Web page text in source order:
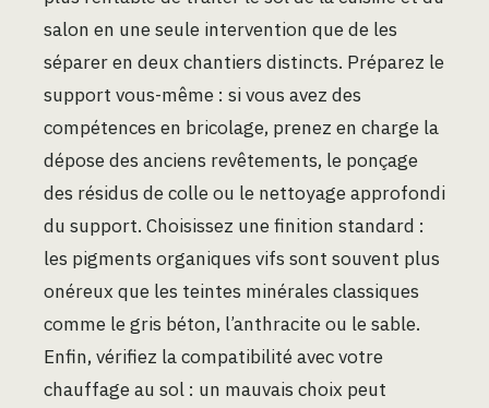
salon en une seule intervention que de les
séparer en deux chantiers distincts. Préparez le
support vous-même : si vous avez des
compétences en bricolage, prenez en charge la
dépose des anciens revêtements, le ponçage
des résidus de colle ou le nettoyage approfondi
du support. Choisissez une finition standard :
les pigments organiques vifs sont souvent plus
onéreux que les teintes minérales classiques
comme le gris béton, l’anthracite ou le sable.
Enfin, vérifiez la compatibilité avec votre
chauffage au sol : un mauvais choix peut